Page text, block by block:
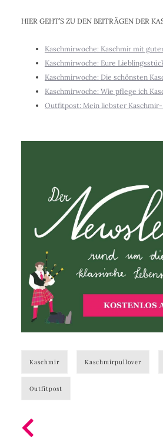
HIER GEHT’S ZU DEN BEITRÄGEN DER
Kaschmirwoche: Kaschmir mit
Kaschmirwoche: Eure
Kaschmirwoche: Die schönsten
Kaschmirwoche: Wie pflege ich
Outfitpost: Mein liebster
Kaschmir Kaschmirpullover
Outfitpost